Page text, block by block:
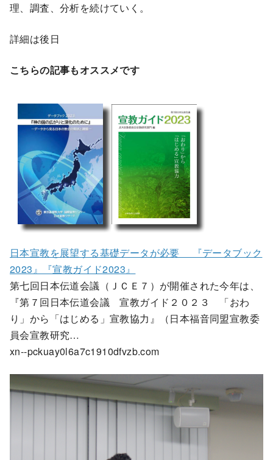
理、調査、分析を続けていく。
詳細は後日
こちらの記事もオススメです
日本宣教を展望する基礎データが必要 『データブック
2023』『宣教ガイド2023』
第七回日本伝道会議（ＪＣＥ７）が開催された今年は、
『第７回日本伝道会議 宣教ガイド２０２３ 「おわ
り」から「はじめる」宣教協力』（日本福音同盟宣教委
員会宣教研究…
xn--pckuay0l6a7c1910dfvzb.com